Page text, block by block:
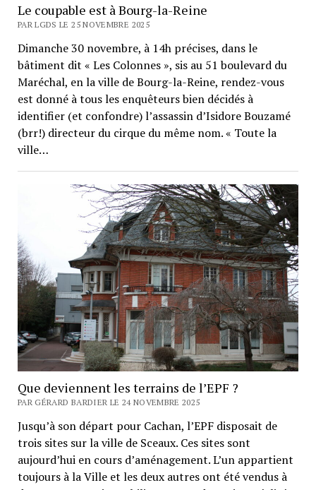
Le coupable est à Bourg-la-Reine
PAR LGDS LE 25 NOVEMBRE 2025
Dimanche 30 novembre, à 14h précises, dans le
bâtiment dit « Les Colonnes », sis au 51 boulevard du
Maréchal, en la ville de Bourg-la-Reine, rendez-vous
est donné à tous les enquêteurs bien décidés à
identifier (et confondre) l’assassin d’Isidore Bouzamé
(brr!) directeur du cirque du même nom. « Toute la
ville…
Que deviennent les terrains de l’EPF ?
PAR GÉRARD BARDIER LE 24 NOVEMBRE 2025
Jusqu’à son départ pour Cachan, l’EPF disposait de
trois sites sur la ville de Sceaux. Ces sites sont
aujourd’hui en cours d’aménagement. L’un appartient
toujours à la Ville et les deux autres ont été vendus à